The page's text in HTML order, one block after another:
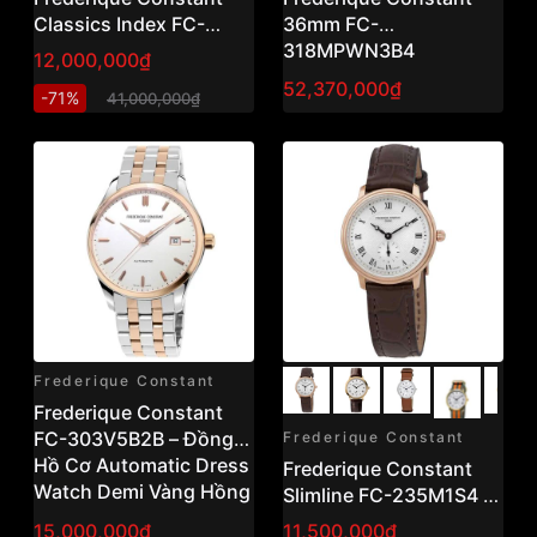
Classics Index FC-
303NN5B6B – Đồng Hồ
Cơ Automatic Thụy Sĩ
Mặt Xanh 40mm
12,000,000₫
-71% 41,000,000₫
36mm FC-
318MPWN3B4
52,370,000₫
Frederique Constant
Frederique Constant
FC-303V5B2B – Đồng
Hồ Cơ Automatic Dress
Watch Demi Vàng Hồng
40mm
15,000,000₫
Frederique Constant
Frederique Constant
Slimline FC-235M1S4 –
Đồng Hồ Nữ Quartz
11,500,000₫